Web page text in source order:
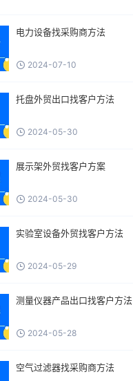
电力设备找采购商方法
2024-07-10
托盘外贸出口找客户方法
2024-05-30
展示架外贸找客户方案
2024-05-30
实验室设备外贸找客户方法
2024-05-29
测量仪器产品出口找客户方法
2024-05-28
空气过滤器找采购商方法